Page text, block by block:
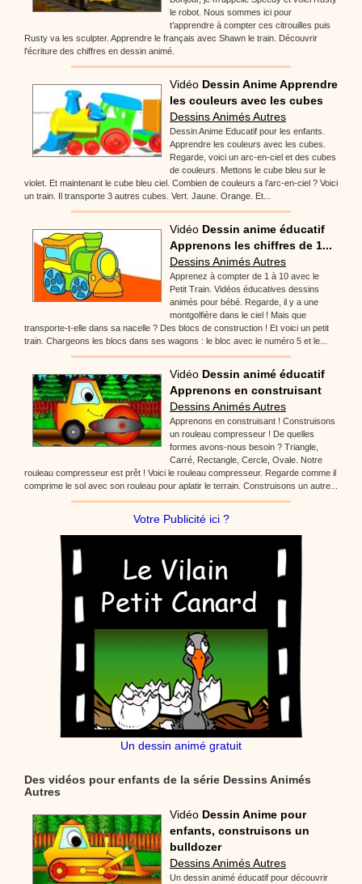
le robot. Nous sommes ici pour
t’apprendre à compter ces citrouilles puis
Rusty va les sculpter. Apprendre le français avec Shawn le train. Découvrir
l'écriture des chiffres en dessin animé.
Vidéo Dessin Anime Apprendre
les couleurs avec les cubes
Dessins Animés Autres
Dessin Anime Educatif pour les enfants.
Apprendre les couleurs avec les cubes.
Regarde, voici un arc-en-ciel et des cubes
de couleurs. Mettons le cube bleu sur le
violet. Et maintenant le cube bleu ciel. Combien de couleurs a l’arc-en-ciel ? Voici
un train. Il transporte 3 autres cubes. Vert. Jaune. Orange. Et...
Vidéo Dessin anime éducatif
Apprenons les chiffres de 1...
Dessins Animés Autres
Apprenez à compter de 1 à 10 avec le
Petit Train. Vidéos éducatives dessins
animés pour bébé. Regarde, il y a une
montgolfière dans le ciel ! Mais que
transporte-t-elle dans sa nacelle ? Des blocs de construction ! Et voici un petit
train. Chargeons les blocs dans ses wagons : le bloc avec le numéro 5 et le...
Vidéo Dessin animé éducatif
Apprenons en construisant
Dessins Animés Autres
Apprenons en construisant ! Construisons
un rouleau compresseur ! De quelles
formes avons-nous besoin ? Triangle,
Carré, Rectangle, Cercle, Ovale. Notre
rouleau compresseur est prêt ! Voici le rouleau compresseur. Regarde comme il
comprime le sol avec son rouleau pour aplatir le terrain. Construisons un autre...
Votre Publicité ici ?
Un dessin animé gratuit
Des vidéos pour enfants de la série Dessins Animés
Autres
Vidéo Dessin Anime pour
enfants, construisons un
bulldozer
Dessins Animés Autres
Un dessin animé éducatif pour découvrir